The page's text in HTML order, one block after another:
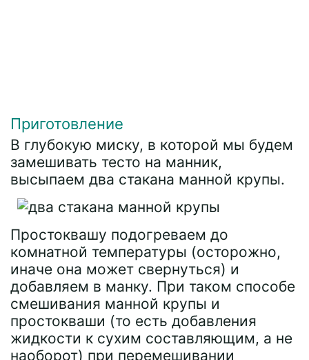
Приготовление
В глубокую миску, в которой мы будем
замешивать тесто на манник,
высыпаем два стакана манной крупы.
Простоквашу подогреваем до
комнатной температуры (осторожно,
иначе она может свернуться) и
добавляем в манку. При таком способе
смешивания манной крупы и
простокваши (то есть добавления
жидкости к сухим составляющим, а не
наоборот) при перемешивании